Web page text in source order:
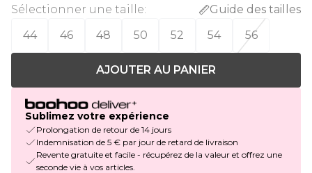
Sélectionner une taille:
Guide des tailles
44
46 48 50 52 54 56
AJOUTER AU PANIER
Sublimez votre expérience
Prolongation de retour de 14 jours
Indemnisation de 5 € par jour de retard de livraison
Revente gratuite et facile - récupérez de la valeur et offrez une
seconde vie à vos articles.